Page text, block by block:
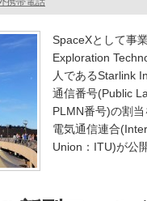
SpaceXとして事
Exploration
人であるStarlink
通信番号(Public
PLMN番号)の割
電気通信連合
Union：ITU)が公開